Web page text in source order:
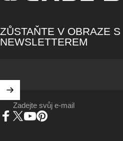
ZŮSTAŇTE V OBRAZE
NEWSLETTEREM
Zadejte svůj e-mail